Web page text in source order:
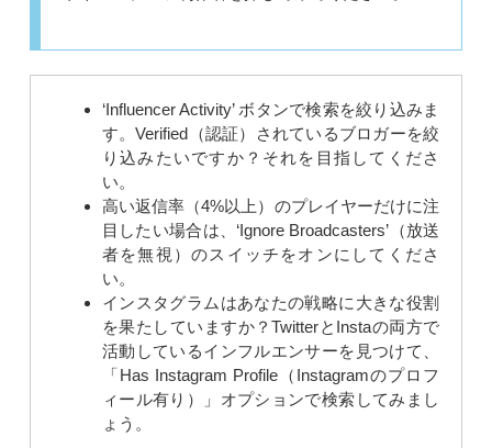
‘Influencer Activity’ ボタンで検索を絞り込みま
す。Verified（認証）されているブロガーを絞
り込みたいですか？それを目指してくださ
い。
高い返信率（4%以上）のプレイヤーだけに注
目したい場合は、‘Ignore Broadcasters’（放送
者を無視）のスイッチをオンにしてくださ
い。
インスタグラムはあなたの戦略に大きな役割
を果たしていますか？TwitterとInstaの両方で
活動しているインフルエンサーを見つけて、
「Has Instagram Profile（Instagramのプロフ
ィール有り）」オプションで検索してみまし
ょう。